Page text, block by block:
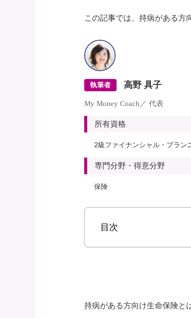
この記事では、持病がある方
執筆者 高野 具子
My Money Coach／ 代表
所有資格
2級ファイナンシャル・プラン
専門分野・得意分野
保険
目次
持病がある方向け生命保険と